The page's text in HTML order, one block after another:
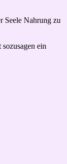
Seele Nahrung zu
ein